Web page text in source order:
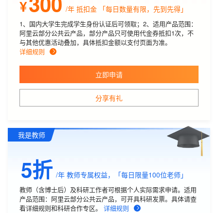
¥ /年 抵扣金 「每日数量有限，先到先得」
1、国内大学生完成学生身份认证后可领取；2、适用产品范围：
阿里云部分公共云产品，部分产品只可使用代金券抵扣1次，不
与其他优惠活动叠加，具体抵扣金额以支付页面为准。
详细规则
分享有礼
立即申请
我是教师
5折 /年 教师专属权益，「每日限量100位老师」
教师（含博士后）及科研工作者可根据个人实际需求申请。适用
产品范围：阿里云部分公共云产品，可开具科研发票。具体请查
看详细规则和科研合作专区。
详细规则